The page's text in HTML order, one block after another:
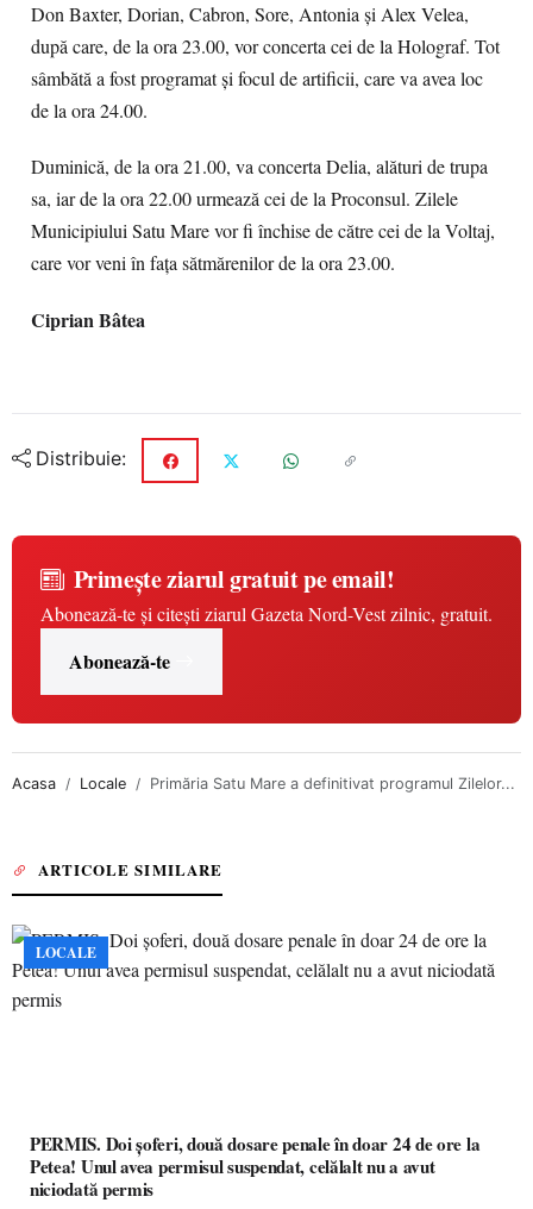
Don Baxter, Dorian, Cabron, Sore, Antonia şi Alex Velea,
după care, de la ora 23.00, vor concerta cei de la Holograf. Tot
sâmbătă a fost programat şi focul de artificii, care va avea loc
de la ora 24.00.
Duminică, de la ora 21.00, va concerta Delia, alături de trupa
sa, iar de la ora 22.00 urmează cei de la Proconsul. Zilele
Municipiului Satu Mare vor fi închise de către cei de la Voltaj,
care vor veni în faţa sătmărenilor de la ora 23.00.
Ciprian Bâtea
Distribuie:
Primește ziarul gratuit pe email!
Abonează-te și citești ziarul Gazeta Nord-Vest zilnic, gratuit.
Abonează-te
Acasa Locale Primăria Satu Mare a definitivat programul Zilelor...
ARTICOLE SIMILARE
LOCALE
PERMIS. Doi șoferi, două dosare penale în doar 24 de ore la
Petea! Unul avea permisul suspendat, celălalt nu a avut
niciodată permis